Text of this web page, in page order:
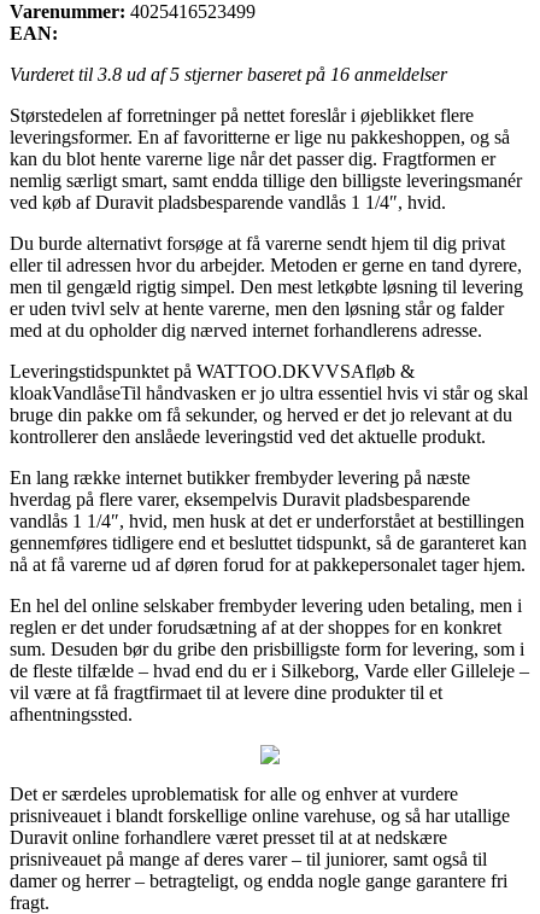
Varenummer: 4025416523499
EAN:
Vurderet til 3.8 ud af 5 stjerner baseret på 16 anmeldelser
Størstedelen af forretninger på nettet foreslår i øjeblikket flere
leveringsformer. En af favoritterne er lige nu pakkeshoppen, og så
kan du blot hente varerne lige når det passer dig. Fragtformen er
nemlig særligt smart, samt endda tillige den billigste leveringsmanér
ved køb af Duravit pladsbesparende vandlås 1 1/4″, hvid.
Du burde alternativt forsøge at få varerne sendt hjem til dig privat
eller til adressen hvor du arbejder. Metoden er gerne en tand dyrere,
men til gengæld rigtig simpel. Den mest letkøbte løsning til levering
er uden tvivl selv at hente varerne, men den løsning står og falder
med at du opholder dig nærved internet forhandlerens adresse.
Leveringstidspunktet på WATTOO.DKVVSAfløb &
kloakVandlåseTil håndvasken er jo ultra essentiel hvis vi står og skal
bruge din pakke om få sekunder, og herved er det jo relevant at du
kontrollerer den anslåede leveringstid ved det aktuelle produkt.
En lang række internet butikker frembyder levering på næste
hverdag på flere varer, eksempelvis Duravit pladsbesparende
vandlås 1 1/4″, hvid, men husk at det er underforstået at bestillingen
gennemføres tidligere end et besluttet tidspunkt, så de garanteret kan
nå at få varerne ud af døren forud for at pakkepersonalet tager hjem.
En hel del online selskaber frembyder levering uden betaling, men i
reglen er det under forudsætning af at der shoppes for en konkret
sum. Desuden bør du gribe den prisbilligste form for levering, som i
de fleste tilfælde – hvad end du er i Silkeborg, Varde eller Gilleleje –
vil være at få fragtfirmaet til at levere dine produkter til et
afhentningssted.
Det er særdeles uproblematisk for alle og enhver at vurdere
prisniveauet i blandt forskellige online varehuse, og så har utallige
Duravit online forhandlere været presset til at at nedskære
prisniveauet på mange af deres varer – til juniorer, samt også til
damer og herrer – betragteligt, og endda nogle gange garantere fri
fragt.